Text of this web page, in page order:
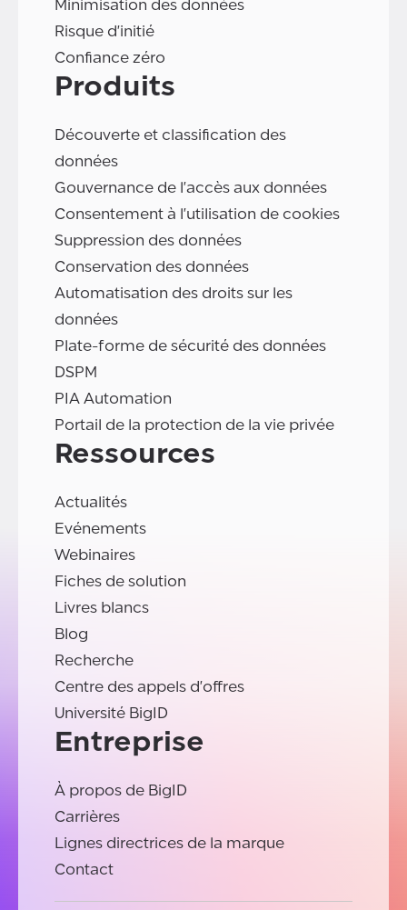
Minimisation des données
Risque d'initié
Confiance zéro
Produits
Découverte et classification des
données
Gouvernance de l'accès aux données
Consentement à l'utilisation de cookies
Suppression des données
Conservation des données
Automatisation des droits sur les
données
Plate-forme de sécurité des données
DSPM
PIA Automation
Portail de la protection de la vie privée
Ressources
Actualités
Evénements
Webinaires
Fiches de solution
Livres blancs
Blog
Recherche
Centre des appels d'offres
Université BigID
Entreprise
À propos de BigID
Carrières
Lignes directrices de la marque
Contact